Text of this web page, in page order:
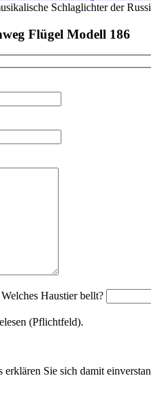
Schlaglichter der
Flügel Modell 186
Welches Haustier bellt?
(Pflichtfeld).
Sie sich damit